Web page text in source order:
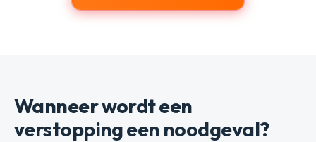
Wanneer wordt een
verstopping een noodgeval?